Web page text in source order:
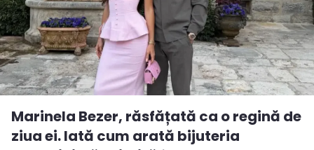
Marinela Bezer, răsfățată ca o regină de
ziua ei. Iată cum arată bijuteria